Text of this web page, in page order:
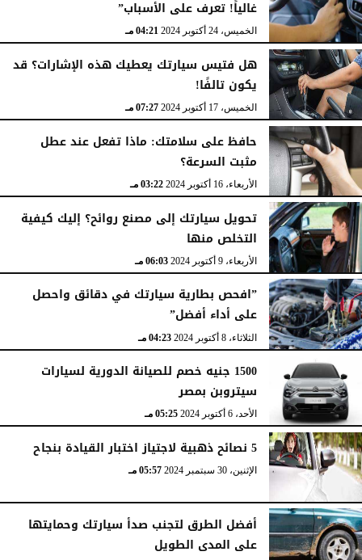
الإثنين، 16 ديسمبر 2024 04:53 مـ
غالياً! تعرف على الأسباب”
الخميس، 24 أكتوبر 2024 04:21 مـ
هل فتيس سيارتك يعطيك هذه الإشارات؟ قد
يكون تالفًا!
الخميس، 17 أكتوبر 2024 07:27 مـ
حافظ على سلامتك: ماذا تفعل عند عطل
مثبت السرعة؟
الأربعاء، 16 أكتوبر 2024 03:22 مـ
تحويل سيارتك إلى مصنع روائح؟ إليك كيفية
التخلص منها
الأربعاء، 9 أكتوبر 2024 06:03 مـ
”افحص بطارية سيارتك في دقائق واحصل
على أداء أفضل”
الثلاثاء، 8 أكتوبر 2024 04:23 مـ
1500 جنيه خصم للصيانة الدورية لسيارات
سيتروبن بمصر
الأحد، 6 أكتوبر 2024 05:25 مـ
5 نصائح ذهبية لاجتياز اختبار القيادة بنجاح
الإثنين، 30 سبتمبر 2024 05:57 مـ
أفضل الطرق لتجنب صدأ سيارتك وحمايتها
على المدى الطويل